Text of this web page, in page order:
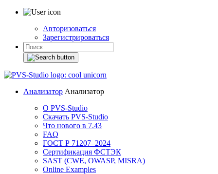
Авторизоваться
Зарегистрироваться
Анализатор Анализатор
О PVS-Studio
Скачать PVS-Studio
Что нового в 7.43
FAQ
ГОСТ Р 71207–2024
Сертификация ФСТЭК
SAST (CWE, OWASP, MISRA)
Online Examples